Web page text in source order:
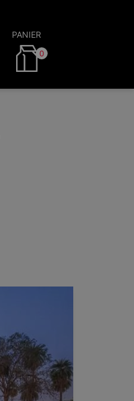
PANIER
0